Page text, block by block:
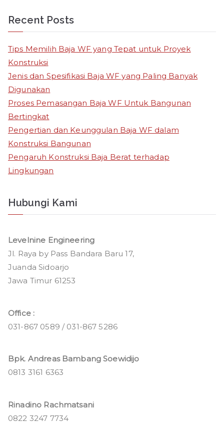
Recent Posts
Tips Memilih Baja WF yang Tepat untuk Proyek
Konstruksi
Jenis dan Spesifikasi Baja WF yang Paling Banyak
Digunakan
Proses Pemasangan Baja WF Untuk Bangunan
Bertingkat
Pengertian dan Keunggulan Baja WF dalam
Konstruksi Bangunan
Pengaruh Konstruksi Baja Berat terhadap
Lingkungan
Hubungi Kami
Levelnine Engineering
Jl. Raya by Pass Bandara Baru 17,
Juanda Sidoarjo
Jawa Timur 61253
Office :
031-867 0589 / 031-867 5286
Bpk. Andreas Bambang Soewidijo
0813 3161 6363
Rinadino Rachmatsani
0822 3247 7734